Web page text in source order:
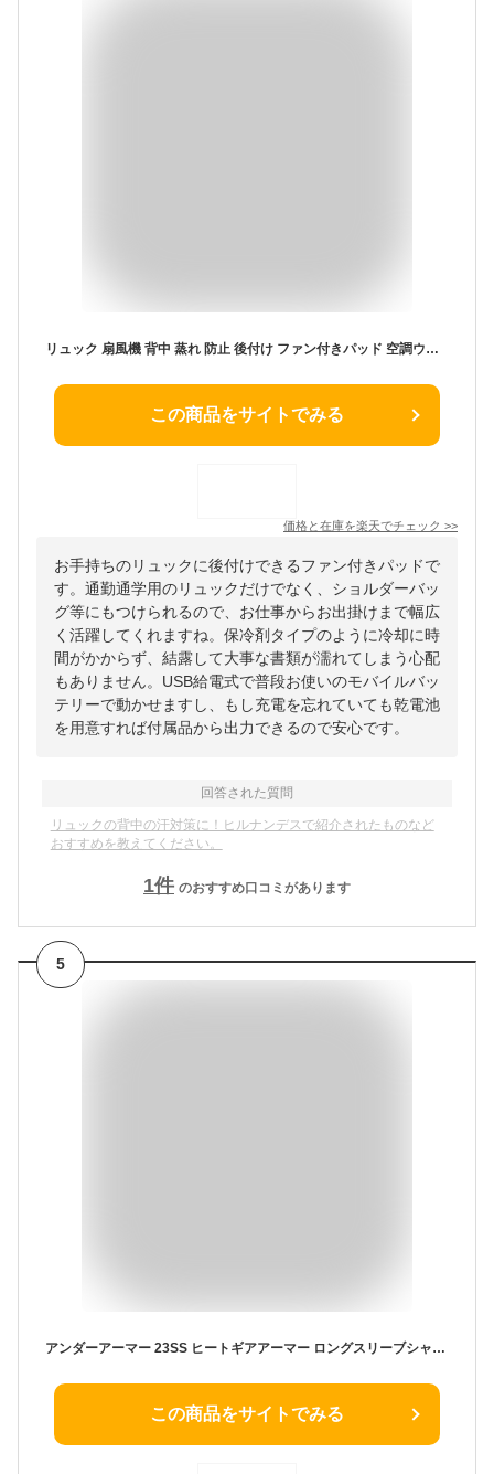
リュック 扇風機 背中 蒸れ 防止 後付け ファン付きパッド 空調ウェア ビジネス 通勤 通学 ランドセル 小学生 暑さ対策 電池式 USB給電 登山 アウトドア 外回り 快適 取り付け 簡単 [公式] なんでもファン付きバッグにな〜る BPMF26CBK
この商品をサイトでみる
価格と在庫を楽天でチェック >>
お手持ちのリュックに後付けできるファン付きパッドで
す。通勤通学用のリュックだけでなく、ショルダーバッ
グ等にもつけられるので、お仕事からお出掛けまで幅広
く活躍してくれますね。保冷剤タイプのように冷却に時
間がかからず、結露して大事な書類が濡れてしまう心配
もありません。USB給電式で普段お使いのモバイルバッ
テリーで動かせますし、もし充電を忘れていても乾電池
を用意すれば付属品から出力できるので安心です。
回答された質問
リュックの背中の汗対策に！ヒルナンデスで紹介されたものなど
おすすめを教えてください。
1件 のおすすめ口コミがあります
5
アンダーアーマー 23SS ヒートギアアーマー ロングスリーブシャツ ノベルティ(1378352) おすすめ メンズ コンプレッション ゴルフ ランニング 大きいサイズ サッカー 野球 長袖 吸汗速乾 速乾 登山 夏 [セール価格]
この商品をサイトでみる